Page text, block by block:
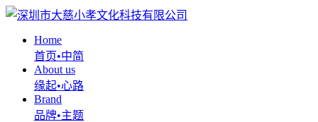
Home
首页•中简
About us
缘起•心路
Brand
品牌•主题